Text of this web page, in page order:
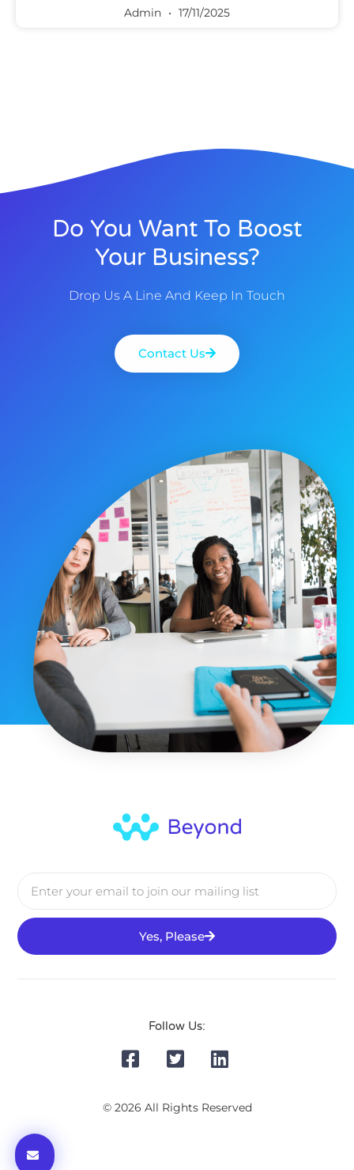
Admin 17/11/2025
Do You Want To Boost
Your Business?
Drop Us A Line And Keep In Touch
Contact Us
Yes, Please
Follow Us:
© 2026 All Rights Reserved